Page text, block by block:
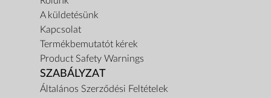
A küldetésünk
Kapcsolat
Termékbemutatót kérek
Product Safety Warnings
SZABÁLYZAT
Általános Szerződési Feltételek